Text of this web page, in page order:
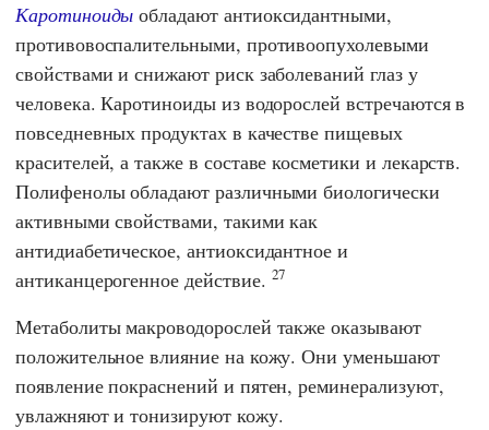
Каротиноиды обладают антиоксидантными,
противовоспалительными, противоопухолевыми
свойствами и снижают риск заболеваний глаз у
человека. Каротиноиды из водорослей встречаются в
повседневных продуктах в качестве пищевых
красителей, а также в составе косметики и лекарств.
Полифенолы обладают различными биологически
активными свойствами, такими как
антидиабетическое, антиоксидантное и
антиканцерогенное действие. 27
Метаболиты макроводорослей также оказывают
положительное влияние на кожу. Они уменьшают
появление покраснений и пятен, реминерализуют,
увлажняют и тонизируют кожу.